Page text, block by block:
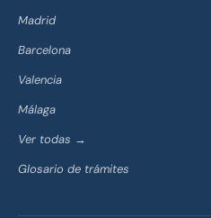
Madrid
Barcelona
Valencia
Málaga
Ver todas →
Glosario de trámites